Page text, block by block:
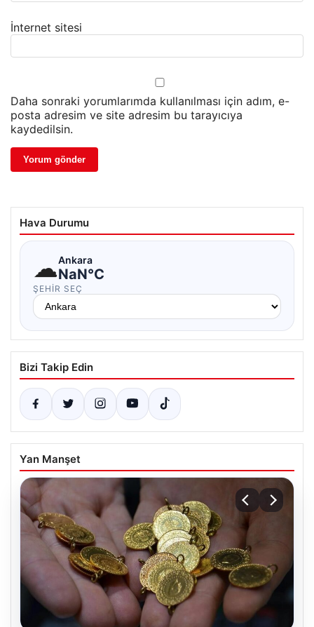
İnternet sitesi
Daha sonraki yorumlarımda kullanılması için adım, e-
posta adresim ve site adresim bu tarayıcıya
kaydedilsin.
Hava Durumu
☁Ankara
NaN°C
ŞEHIR SEÇ
Bizi Takip Edin
Yan Manşet